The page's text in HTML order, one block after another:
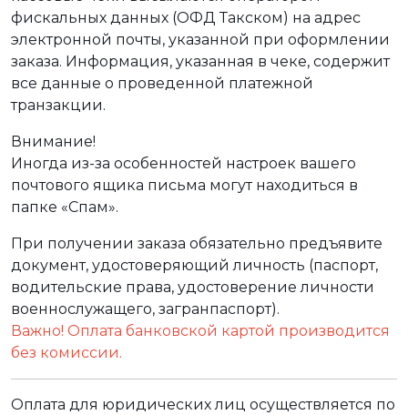
фискальных данных (ОФД Такском) на адрес
электронной почты, указанной при оформлении
заказа. Информация, указанная в чеке, содержит
все данные о проведенной платежной
транзакции.
Внимание!
Иногда из-за особенностей настроек вашего
почтового ящика письма могут находиться в
папке «Спам».
При получении заказа обязательно предъявите
документ, удостоверяющий личность (паспорт,
водительские права, удостоверение личности
военнослужащего, загранпаспорт).
Важно! Оплата банковской картой производится
без комиссии.
Оплата для юридических лиц осуществляется по